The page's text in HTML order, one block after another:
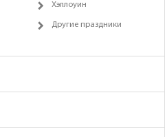
Хэллоуин
Другие праздники